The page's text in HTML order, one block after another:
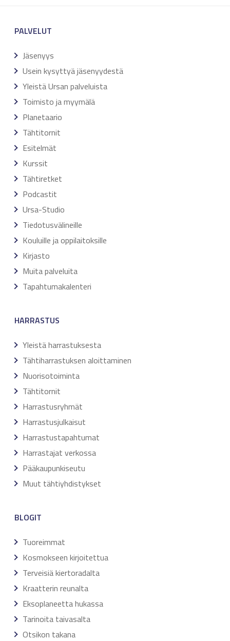
PALVELUT
Jäsenyys
Usein kysyttyä jäsenyydestä
Yleistä Ursan palveluista
Toimisto ja myymälä
Planetaario
Tähtitornit
Esitelmät
Kurssit
Tähtiretket
Podcastit
Ursa-Studio
Tiedotusvälineille
Kouluille ja oppilaitoksille
Kirjasto
Muita palveluita
Tapahtumakalenteri
HARRASTUS
Yleistä harrastuksesta
Tähtiharrastuksen aloittaminen
Nuorisotoiminta
Tähtitornit
Harrastusryhmät
Harrastusjulkaisut
Harrastustapahtumat
Harrastajat verkossa
Pääkaupunkiseutu
Muut tähtiyhdistykset
BLOGIT
Tuoreimmat
Kosmokseen kirjoitettua
Terveisiä kiertoradalta
Kraatterin reunalta
Eksoplaneetta hukassa
Tarinoita taivasalta
Otsikon takana